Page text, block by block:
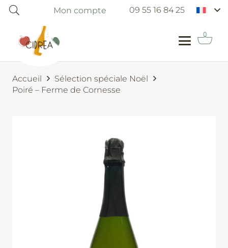
Mon compte 09 55 16 84 25
Accueil
Sélection spéciale Noël
Poiré – Ferme de Cornesse